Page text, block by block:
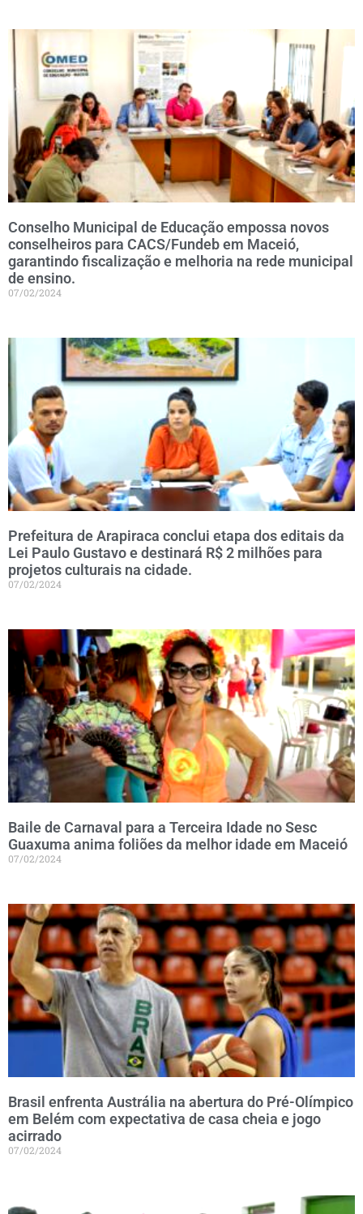
Conselho Municipal de Educação empossa novos
conselheiros para CACS/Fundeb em Maceió,
garantindo fiscalização e melhoria na rede municipal
de ensino.
07/02/2024
Prefeitura de Arapiraca conclui etapa dos editais da
Lei Paulo Gustavo e destinará R$ 2 milhões para
projetos culturais na cidade.
07/02/2024
Baile de Carnaval para a Terceira Idade no Sesc
Guaxuma anima foliões da melhor idade em Maceió
07/02/2024
Brasil enfrenta Austrália na abertura do Pré-Olímpico
em Belém com expectativa de casa cheia e jogo
acirrado
07/02/2024